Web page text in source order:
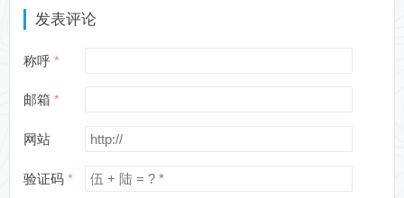
发表评论
称呼
邮箱
网站
验证码